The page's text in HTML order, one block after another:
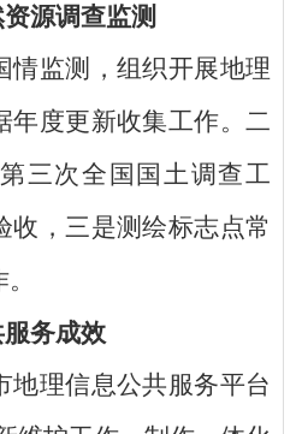
源调查监测
情监测，组织开展地理
年度更新收集工作。二
三次全国国土调查工
收，三是测绘标志点常
务成效
地理信息公共服务平台